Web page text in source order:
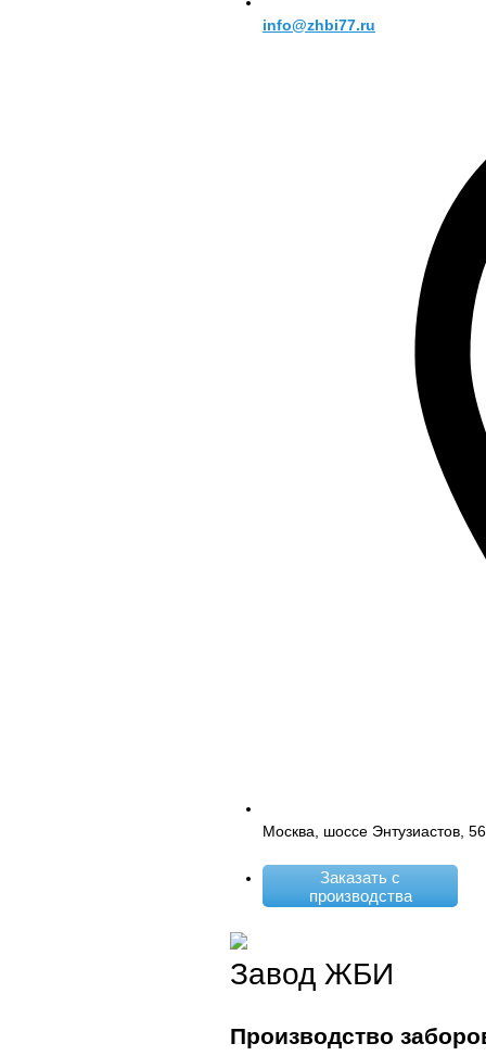
info@zhbi77.ru
Москва, шоссе Энтузиастов,
Заказать с
производства
Завод ЖБИ
Производство